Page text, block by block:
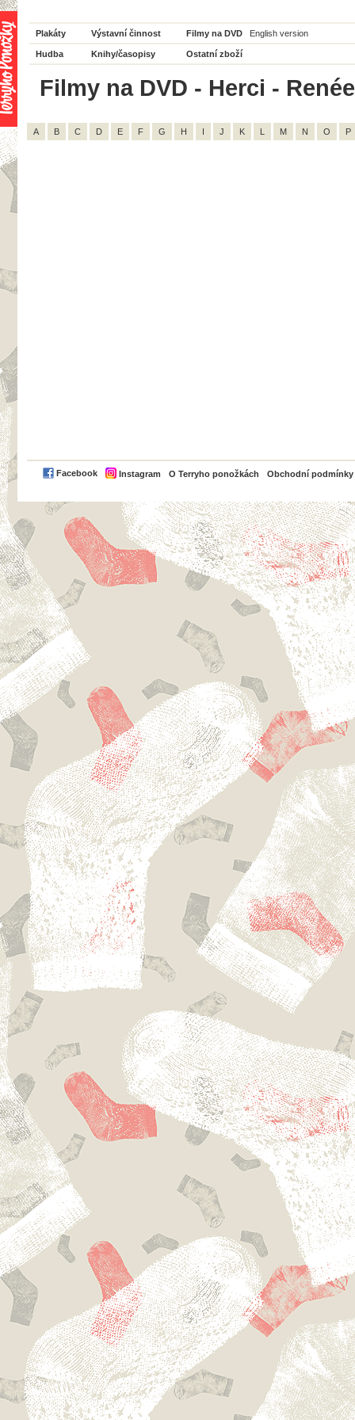
Plakáty Výstavní činnost Filmy na DVD English version
Hudba Knihy/časopisy Ostatní zboží
Filmy na DVD - Herci -
A B C D E F G H I J K L M N O P
Facebook Instagram O Terryho ponožkách Obchodní podmínky
PayPal